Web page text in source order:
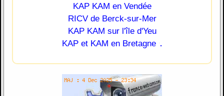
KAP KAM en Vendée
RICV de Berck-sur-Mer
KAP KAM sur l'île d'Yeu
KAP et KAM en Bretagne .